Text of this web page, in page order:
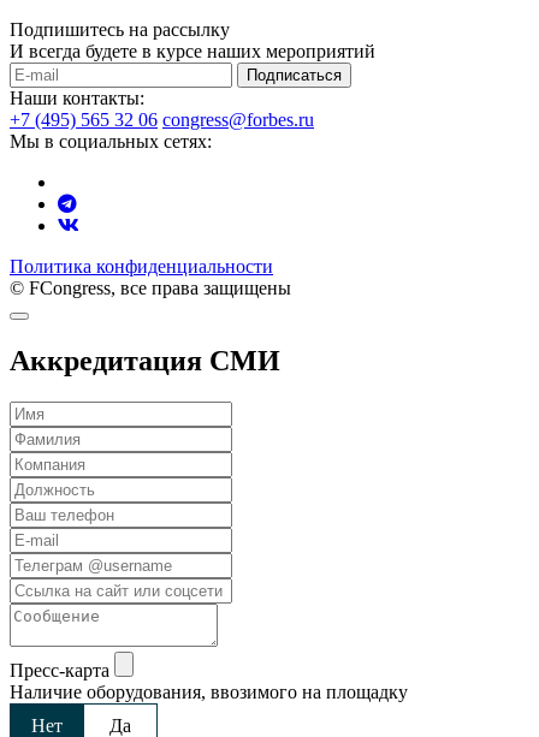
Подпишитесь на рассылку
И всегда будете в курсе наших мероприятий
Подписаться
Наши контакты:
+7 (495) 565 32 06 congress@forbes.ru
Мы в социальных сетях:
Политика конфиденциальности
© FCongress, все права защищены
Аккредитация СМИ
Пресс-карта
Наличие оборудования, ввозимого на площадку
Нет
Да